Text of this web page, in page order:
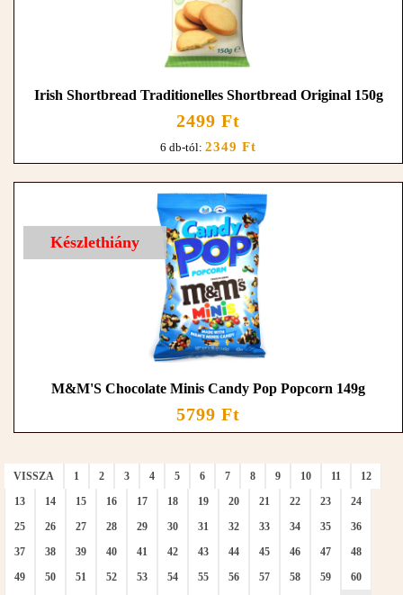
Irish Shortbread Traditionelles Shortbread Original 150g
2499 Ft
6 db-tól: 2349 Ft
Készlethiány
M&M'S Chocolate Minis Candy Pop Popcorn 149g
5799 Ft
VISSZA 1 2 3 4 5 6 7 8 9 10 11
12
13
14 15 16 17 18 19 20 21 22 23
24
25
26 27 28 29 30 31 32 33 34 35
36
37
38 39 40 41 42 43 44 45 46 47
48
49
50 51 52 53 54 55 56 57 58 59
60